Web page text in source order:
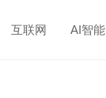
互联网 AI智能